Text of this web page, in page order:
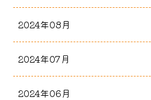
2024年08月
2024年07月
2024年06月